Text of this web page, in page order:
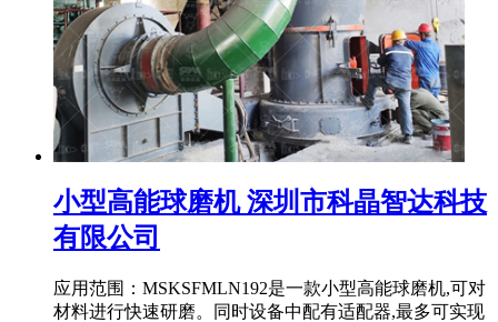
小型高能球磨机 深圳市科晶智达科技
有限公司
应用范围：MSKSFMLN192是一款小型高能球磨机,可对
材料进行快速研磨。同时设备中配有适配器,最多可实现